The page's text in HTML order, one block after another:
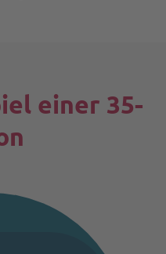
einer 35-